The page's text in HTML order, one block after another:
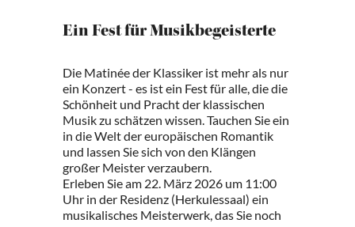
Ein Fest für Musikbegeisterte
Die Matinée der Klassiker ist mehr als nur
ein Konzert - es ist ein Fest für alle, die die
Schönheit und Pracht der klassischen
Musik zu schätzen wissen. Tauchen Sie ein
in die Welt der europäischen Romantik
und lassen Sie sich von den Klängen
großer Meister verzaubern.
Erleben Sie am 22. März 2026 um 11:00
Uhr in der Residenz (Herkulessaal) ein
musikalisches Meisterwerk, das Sie noch